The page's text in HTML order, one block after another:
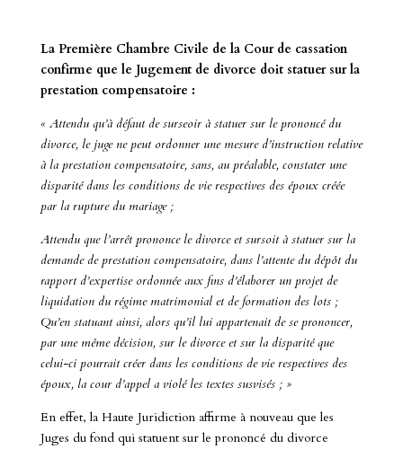
La Première Chambre Civile de la Cour de cassation
confirme que le Jugement de divorce doit statuer sur la
prestation compensatoire :
« Attendu qu’à défaut de surseoir à statuer sur le prononcé du
divorce, le juge ne peut ordonner une mesure d’instruction relative
à la prestation compensatoire, sans, au préalable, constater une
disparité dans les conditions de vie respectives des époux créée
par la rupture du mariage ;
Attendu que l’arrêt prononce le divorce et sursoit à statuer sur la
demande de prestation compensatoire, dans l’attente du dépôt du
rapport d’expertise ordonnée aux fins d’élaborer un projet de
liquidation du régime matrimonial et de formation des lots ;
Qu’en statuant ainsi, alors qu’il lui appartenait de se prononcer,
par une même décision, sur le divorce et sur la disparité que
celui-ci pourrait créer dans les conditions de vie respectives des
époux, la cour d’appel a violé les textes susvisés ; »
En effet, la Haute Juridiction affirme à nouveau que les
Juges du fond qui statuent sur le prononcé du divorce